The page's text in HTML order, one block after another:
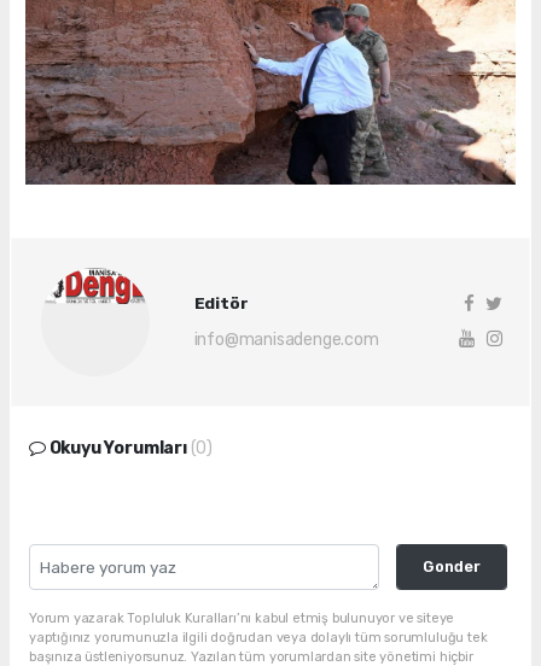
Editör
info@manisadenge.com
Okuyu Yorumları (0)
Gonder
Yorum yazarak Topluluk Kuralları’nı kabul etmiş bulunuyor ve siteye
yaptığınız yorumunuzla ilgili doğrudan veya dolaylı tüm sorumluluğu tek
başınıza üstleniyorsunuz. Yazılan tüm yorumlardan site yönetimi hiçbir